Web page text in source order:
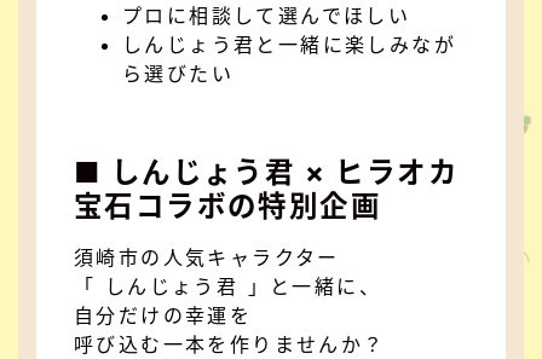
プロに相談して選んでほしい
しんじょう君と一緒に楽しみなが
ら選びたい
■ しんじょう君 × ヒラオカ
宝石コラボの特別企画
須崎市の人気キャラクター
「 しんじょう君 」と一緒に、
自分だけの幸運を
呼び込む一本を作りませんか？